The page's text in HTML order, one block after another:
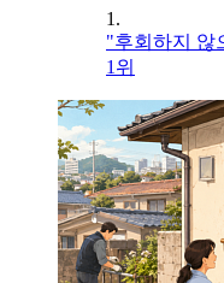
1.
"후회하지 않
1위